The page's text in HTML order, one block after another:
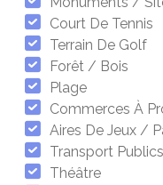
Court De Tennis
Terrain De Golf
Forêt / Bois
Plage
Commerces À
Aires De Jeux /
Transport Publics
Théâtre